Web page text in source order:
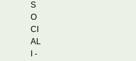
S
O
CI
AL
I -